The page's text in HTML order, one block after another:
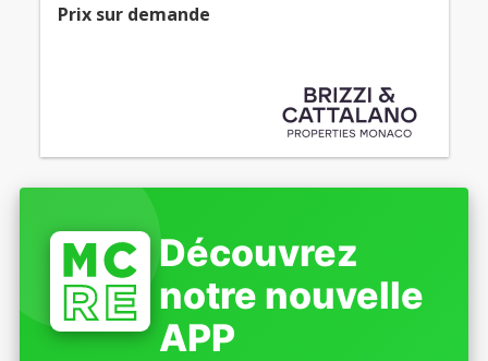
Prix ​​sur demande
Découvrez
notre nouvelle
APP